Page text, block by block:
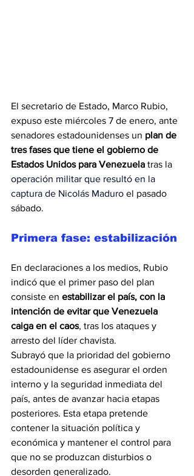
El secretario de Estado, Marco Rubio,
expuso este miércoles 7 de enero, ante
senadores estadounidenses un plan de
tres fases que tiene el gobierno de
Estados Unidos para Venezuela tras la
operación militar que resultó en la
captura de Nicolás Maduro el pasado
sábado.
Primera fase: estabilización
En declaraciones a los medios, Rubio
indicó que el primer paso del plan
consiste en estabilizar el país, con la
intención de evitar que Venezuela
caiga en el caos, tras los ataques y
arresto del líder chavista.
Subrayó que la prioridad del gobierno
estadounidense es asegurar el orden
interno y la seguridad inmediata del
país, antes de avanzar hacia etapas
posteriores. Esta etapa pretende
contener la situación política y
económica y mantener el control para
que no se produzcan disturbios o
desorden generalizado.